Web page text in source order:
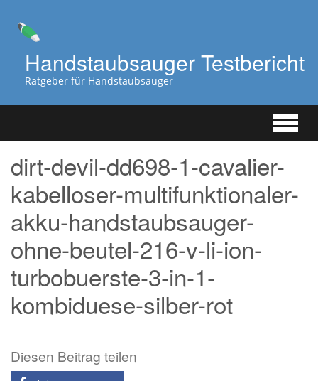
Hauptinhalt
springen
Handstaubsauger Testbericht
Ratgeber für Handstaubsauger
dirt-devil-dd698-1-cavalier-
kabelloser-multifunktionaler-
akku-handstaubsauger-
ohne-beutel-216-v-li-ion-
turbobuerste-3-in-1-
kombiduese-silber-rot
Diesen Beitrag teilen